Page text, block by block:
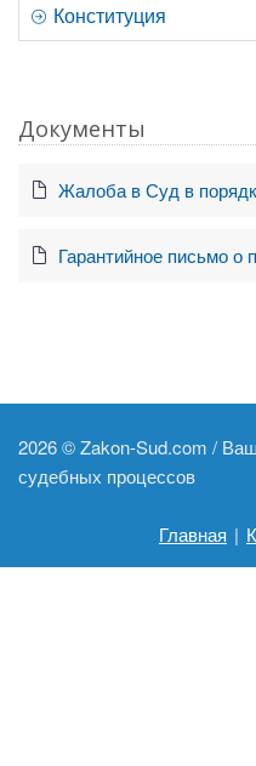
Конституция
Документы
Жалоба в Суд в
Гарантийное письмо
2026 ©Zakon-Sud.com /
судебных процессов
Главная |